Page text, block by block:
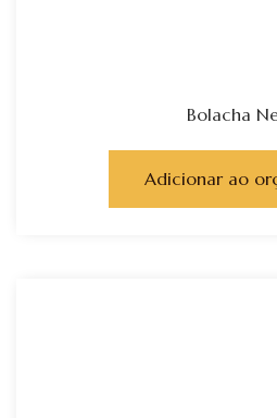
Bolacha
Adicionar ao